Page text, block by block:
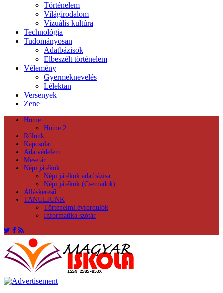
Történelem
Világirodalom
Vizuális kultúra
Technológia
Tudományosan
Adatbázisok
Elbeszélt történelem
Vélemény
Gyermeknevelés
Lélektan
Versenyek
Zene
Home
Home 2
Rólunk
Kapcsolat
Adatvédelem
Mesetár
Népi játékok
Népi játékok adatbázisa
Népi játékok (Csemadok)
Álláskereső
TANULJUNK
Történelmi évfordulók
Informatika szótár